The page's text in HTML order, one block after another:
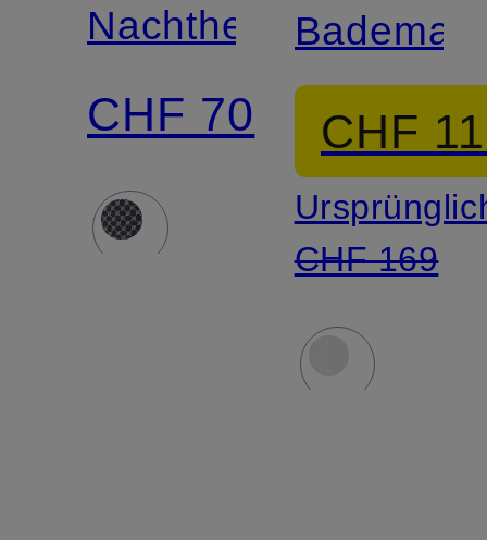
Nachthemd
CHF 70 CHF
CHF 169